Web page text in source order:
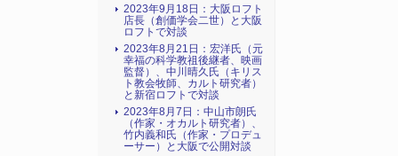
2023年9月18日：大阪ロフト
店長（創価学会二世）と大阪
ロフトで対談
2023年8月21日：宏洋氏（元
幸福の科学教祖後継者、映画
監督）、中川晴久氏（キリス
ト教会牧師、カルト研究者）
と新宿ロフトで対談
2023年8月7日：中山市朗氏
（作家・オカルト研究者）、
竹内義和氏（作家・プロデュ
ーサー）と大阪で公開対談